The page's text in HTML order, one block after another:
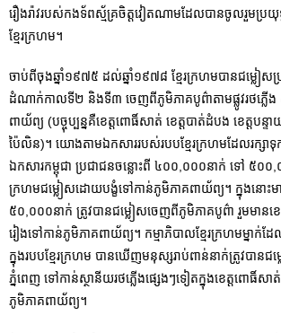
រឿងរ៉ាវរបស់កងទ័ពស្ម័គ្រចិត្តវៀតណាមដែលបានចូលរួមប្រយុទ្
ខ្មែរក្រហម។
ចាប់ពីចុងឆ្នាំ១៩៧៥ ដល់ឆ្នាំ១៩៧៨ ខ្មែរក្រហមបានជម្លៀស
ដំណាក់កាលទី២ និងទី៣ ចេញពីភូមិភាគបូព៌ាតាមផ្លូវរថភ្លើ
ពាយ័ព្យ (បច្ចុប្បន្នគឺខេត្តពោធិ៍សាត់ ខេត្តបាត់ដំបង ខេត្តបន្
ប៉ៃលិន)។ យោងតាមឯកសាររបស់របបខ្មែរក្រហមដែលរក្សា
ឯកសារកម្ពុជា ប្រជាជនចន្លោះពី ៤០០,០០០នាក់ ទៅ ៥០០,០
ក្រហមជម្លៀសដោយបង្ខំទៅកាន់ភូមិភាគពាយ័ព្យ។ ក្នុងនោះ
៥០,០០០នាក់ ត្រូវបានជម្លៀសចេញពីភូមិភាគបូព៌ា រួមមានខេត្
រៀងទៅកាន់ភូមិភាគពាយ័ព្យ។ កម្មាភិបាលខ្មែរក្រហមម្នាក់ដែល
ក្នុងរបបខ្មែរក្រហម បានឃើញមនុស្សរាប់ពាន់នាក់ត្រូវបានជម្
ភ្នំពេញ ទៅកាន់ស្ថានីយរថភ្លើងផ្សេងៗទៀតក្នុងខេត្តពោធិ៍សា
ភូមិភាគពាយ័ព្យ។